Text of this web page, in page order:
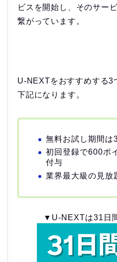
ビスを開始し、そのサー
繋がっています。
U-NEXTをおすすめする3
下記になります。
無料お試し期間は
初回登録で600ポ
付与
業界最大級の見放
▼U-NEXTは31日